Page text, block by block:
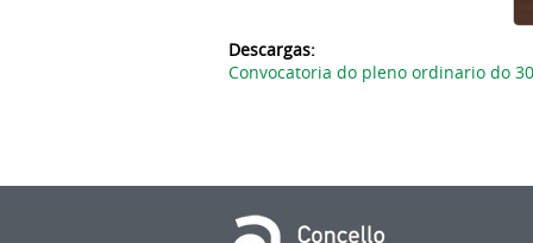
Descargas:
Convocatoria do pleno ordinario do